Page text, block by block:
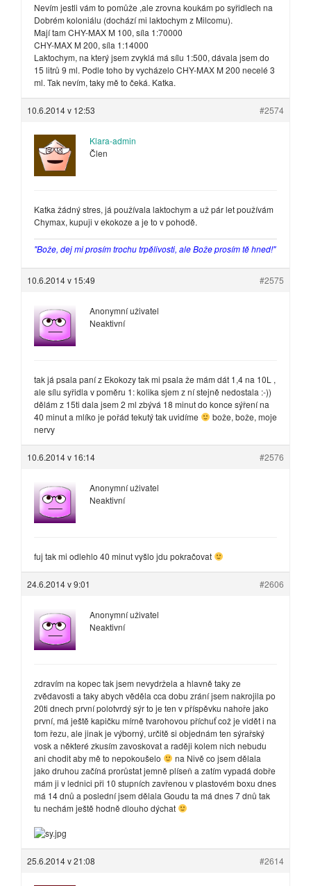
Nevím jestli vám to pomůže ,ale zrovna koukám po syřidlech na
Dobrém koloniálu (dochází mi laktochym z Milcomu).
Mají tam CHY-MAX M 100, síla 1:70000
CHY-MAX M 200, síla 1:14000
Laktochym, na který jsem zvyklá má sílu 1:500, dávala jsem do
15 litrů 9 ml. Podle toho by vycházelo CHY-MAX M 200 necelé 3
ml. Tak nevím, taky mě to čeká. Katka.
10.6.2014 v 12:53 #2574
Klara-admin
Člen
Katka žádný stres, já používala laktochym a už pár let používám
Chymax, kupuji v ekokoze a je to v pohodě.
"Bože, dej mi prosím trochu trpělivosti, ale Bože prosím tě hned!"
10.6.2014 v 15:49 #2575
Anonymní uživatel
Neaktivní
tak já psala paní z Ekokozy tak mi psala že mám dát 1,4 na 10L ,
ale sílu syřidla v poměru 1: kolika sjem z ní stejně nedostala :-))
dělám z 15ti dala jsem 2 ml zbývá 18 minut do konce sýření na
40 minut a mlíko je pořád tekutý tak uvidíme
bože, bože, moje
nervy
10.6.2014 v 16:14 #2576
Anonymní uživatel
Neaktivní
fuj tak mi odlehlo 40 minut vyšlo jdu pokračovat
24.6.2014 v 9:01 #2606
Anonymní uživatel
Neaktivní
zdravím na kopec tak jsem nevydržela a hlavně taky ze
zvědavosti a taky abych věděla cca dobu zrání jsem nakrojila po
20ti dnech první polotvrdý sýr to je ten v příspěvku nahoře jako
první, má ještě kapičku mírně tvarohovou příchuť což je vidět i na
tom řezu, ale jinak je výborný, určitě si objednám ten sýrařský
vosk a některé zkusím zavoskovat a raději kolem nich nebudu
ani chodit aby mě to nepokoušelo
na Nivě co jsem dělala
jako druhou začíná prorůstat jemně plíseň a zatím vypadá dobře
mám ji v lednici při 10 stupních zavřenou v plastovém boxu dnes
má 14 dnů a poslední jsem dělala Goudu ta má dnes 7 dnů tak
tu nechám ještě hodně dlouho dýchat
25.6.2014 v 21:08 #2614